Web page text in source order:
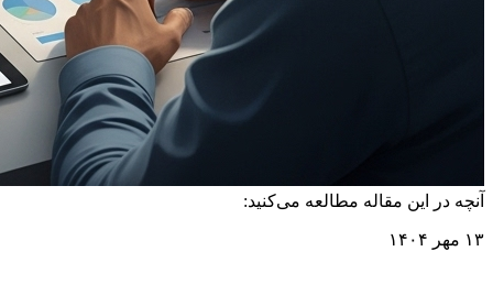
آنچه در این مقاله مطالعه می‌کنید:
۱۳ مهر ۱۴۰۴